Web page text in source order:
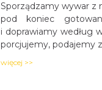
Sporządzamy wywar z
pod koniec
i doprawiamy według
porcjujemy, podajemy
więcej >>